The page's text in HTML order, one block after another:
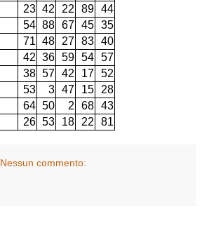
23 42 22 89 44
54 88 67 45 35
71 48 27 83 40
42 36 59 54 57
38 57 42 17 52
53 3 47 15
28
64 50 2 68 43
26 53 18 22 81
Nessun commento: